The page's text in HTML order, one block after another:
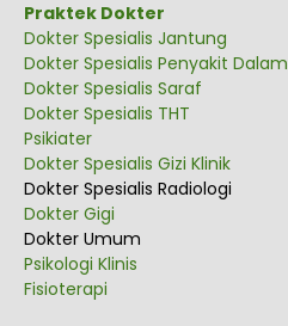
Praktek Dokter
Dokter Spesialis Jantung
Dokter Spesialis Penyakit Dalam
Dokter Spesialis Saraf
Dokter Spesialis THT
Psikiater
Dokter Spesialis Gizi Klinik
Dokter Spesialis Radiologi
Dokter Gigi
Dokter Umum
Psikologi Klinis
Fisioterapi